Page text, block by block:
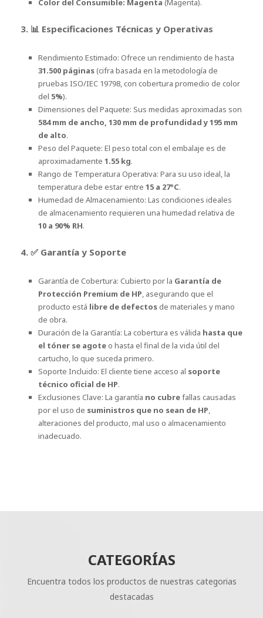
Color del Consumible: Magenta (Magenta).
3. 📊 Especificaciones Técnicas y Operativas
Rendimiento Estimado: Ofrece un rendimiento de hasta
31.500 páginas(cifra basada en la metodología de
pruebas ISO/IEC 19798, con cobertura promedio de color
del 5%).
Dimensiones del Paquete: Sus medidas aproximadas son
584 mm de ancho, 130 mm de profundidad y 195 mm
de alto.
Peso del Paquete: El peso total con el embalaje es de
aproximadamente 1.55 kg.
Rango de Temperatura Operativa: Para su uso ideal, la
temperatura debe estar entre 15 a 27°C.
Humedad de Almacenamiento: Las condiciones ideales
de almacenamiento requieren una humedad relativa de
10 a 90% RH.
4. ✅ Garantía y Soporte
Garantía de Cobertura: Cubierto por la Garantía de
Protección Premium de HP, asegurando que el
producto está libre de defectosde materiales y mano
de obra.
Duración de la Garantía: La cobertura es válida hasta que
el tóner se agoteo hasta el final de la vida útil del
cartucho, lo que suceda primero.
Soporte Incluido: El cliente tiene acceso al soporte
técnico oficial de HP.
Exclusiones Clave: La garantía no cubrefallas causadas
por el uso de suministros que no sean de HP,
alteraciones del producto, mal uso o almacenamiento
inadecuado.
CATEGORÍAS
Encuentra todos los productos de nuestras categorias
destacadas